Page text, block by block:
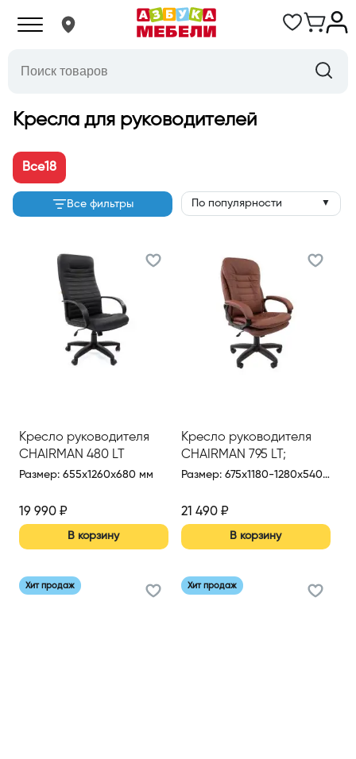
Кресла для руководителей
Все18
Все фильтры По популярности ▼
Кресло руководителя
CHAIRMAN 480 LT
Размер: 655x1260x680 мм
19 990 ₽
В корзину
Кресло руководителя
CHAIRMAN 795 LT;
кресло офисное
Размер: 675x1180-1280x540 мм
21 490₽
В корзину
Хит продаж Хит продаж